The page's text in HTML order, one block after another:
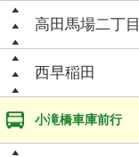
高田馬場二丁目
西早稲田
小滝橋車庫前行